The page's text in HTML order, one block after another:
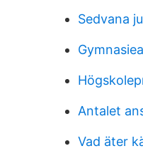
Sedvana
Antalet
Vad äter